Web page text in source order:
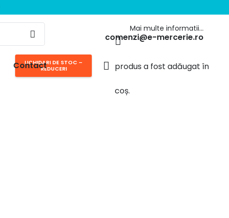
Mai multe informatii…
comenzi@e-mercerie.ro
Contact
LICHIDARI DE STOC –
REDUCERI
produs a fost adăugat în
coș.